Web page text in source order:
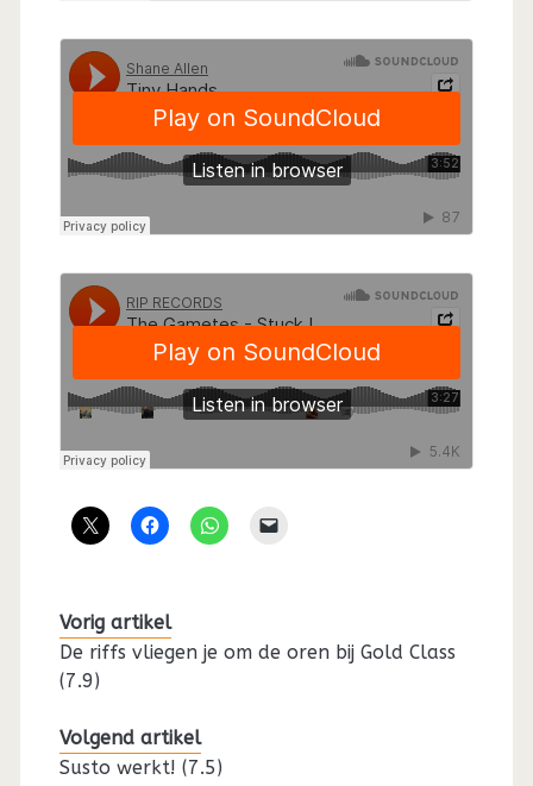
Vorig artikel
De riffs vliegen je om de oren bij Gold Class
(7.9)
Volgend artikel
Susto werkt! (7.5)